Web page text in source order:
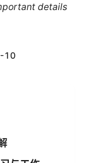
details
10